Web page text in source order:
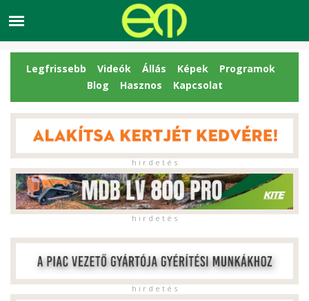
Legfrissebb Videók Állás Képek
Programok
Blog
Hasznos Kapcsolat
h i r d e t é s
h i r d e t é s
h i r d e t é s